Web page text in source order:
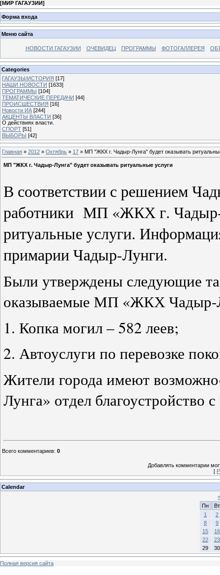
[МИР ГАГАУЗИИ]
Форма входа
Меню сайта
НОВОСТИ ГАГАУЗИИ ОЧЕВИДЕЦ ПРОГРАММЫ ФОТОГАЛЛЕРЕЯ
Categories
ГАГАУЗЫ/ИСТОРИЯ [17]
НАШИ НОВОСТИ [1633]
ПРОГРАММЫ [104]
ТЕМАТИЧЕСКИЕ ПЕРЕДАЧИ [44]
ПРОИСШЕСТВИЯ [16]
Новости ИА [244]
АКЦЕНТЫ ВЛАСТИ [36]
О действиях власти.
СПОРТ [51]
ВЫБОРЫ [42]
Главная » 2012 » Октябрь » 17 » МП "ЖКХ г. Чадыр-Лунга" будет оказывать
МП "ЖКХ г. Чадыр-Лунга" будет оказывать ритуальные услуги
В соответствии с решением
работники МП «ЖКХ г. Чадыр-
ритуальные услуги.
примарии Чадыр-Лунги.
Были утверждены следующие
оказываемые МП «ЖКХ Чадыр-
1. Копка могил – 582 леев;
2. Автоуслуги по перевозке
Жители города имеют
Лунга» отдел благоустройство
Всего комментариев: 0
Добавлять комментарии
[
Calendar
«
Пн
Вт
1
2
8
9
15
16
22
23
29
30
Полная версия сайта